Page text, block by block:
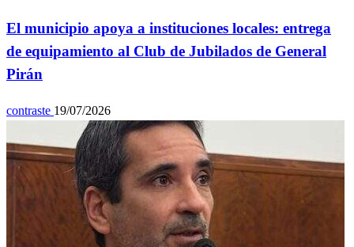
El municipio apoya a instituciones locales: entrega
de equipamiento al Club de Jubilados de General
Pirán
contraste 19/07/2026